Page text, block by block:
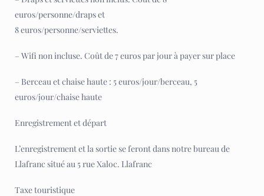
euros/personne/draps et
8 euros/personne/serviettes.
– Wifi non incluse. Coût de 7 euros par jour à payer sur place
– Berceau et chaise haute : 5 euros/jour/berceau, 5
euros/jour/chaise haute
Enregistrement et départ
L’enregistrement et la sortie se feront dans notre bureau de
Llafranc situé au 5 rue Xaloc. Llafranc
Taxe touristique